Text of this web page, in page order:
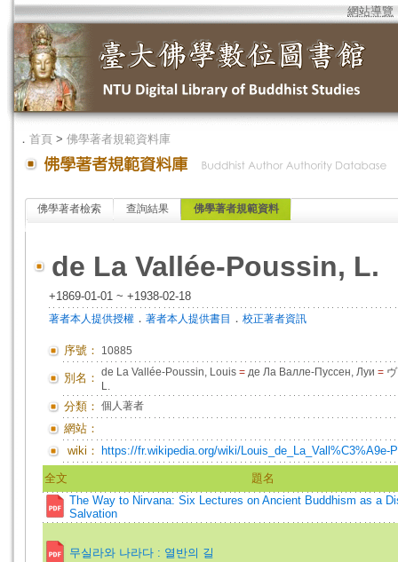
網站導覽
． 首頁 > 佛學著者規範資料庫
佛學著者檢索 查詢結果 佛學著者規範資料
de La Vallée-Poussin, L.
+1869-01-01 ~ +1938-02-18
著者本人提供授權 ． 著者本人提供書目 ． 校正著者資訊
序號： 10885
別名： de La Vallée-Poussin, Louis = де Ла Валле-Пуссен, Луи =
L.
分類： 個人著者
網站：
wiki：
https://fr.wikipedia.org/wiki/Louis_de_La_Vall%C3%A9e-
全文
題名
The Way to Nirvana: Six Lectures on Ancient Buddhism as a
Salvation
무실라와 나라다 : 열반의 길